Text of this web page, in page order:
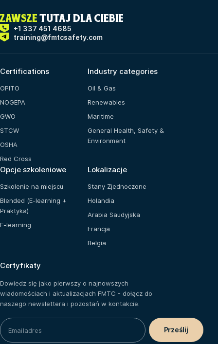
ZAWSZE TUTAJ DLA CIEBIE
+1 337 451 4685
training@fmtcsafety.com
Certifications
OPITO
NOGEPA
GWO
STCW
OSHA
Red Cross
Industry categories
Oil & Gas
Renewables
Maritime
General Health, Safety &
Environment
Opcje szkoleniowe
Szkolenie na miejscu
Blended (E-learning +
Praktyka)
E-learning
Lokalizacje
Stany Zjednoczone
Holandia
Arabia Saudyjska
Francja
Belgia
Certyfikaty
Dowiedz się jako pierwszy o najnowszych
wiadomościach i aktualizacjach FMTC - dołącz do
naszego newslettera i pozostań w kontakcie.